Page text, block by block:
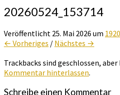
20260524_153714
Veröffentlicht 25. Mai 2026 um
← Vorheriges / Nächstes →
Trackbacks sind geschlossen,
Kommentar hinterlassen.
Schreibe einen Kommentar